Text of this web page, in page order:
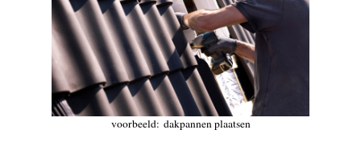
voorbeeld: dakpannen plaatsen